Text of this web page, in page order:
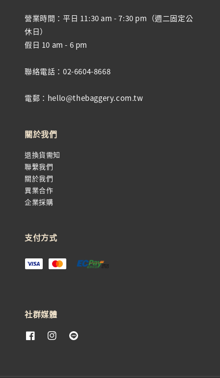
營業時間：平日 11:30 am - 7:30 pm（週二固定公
休日）
假日 10 am - 6 pm
聯絡電話：02-6604-8668
電郵：hello@thebaggery.com.tw
關於我們
退換貨需知
聯繫我們
關於我們
異業合作
企業採購
支付方式
社群媒體